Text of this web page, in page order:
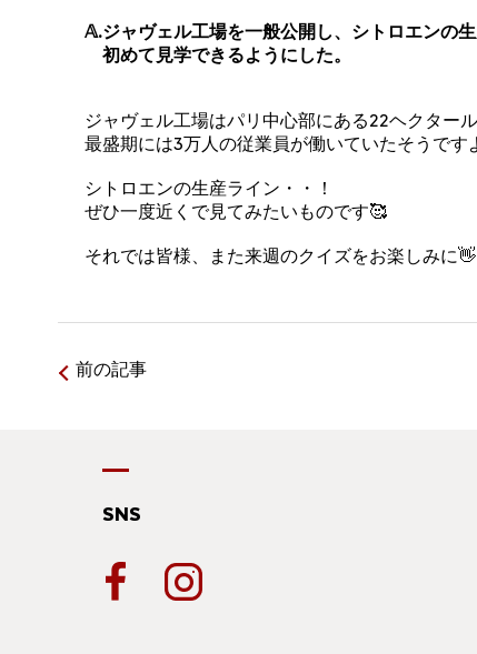
𝔸.ジャヴェル工場を一般公開し、シトロエンの
初めて見学できるようにした。
ジャヴェル工場はパリ中心部にある22ヘクター
最盛期には3万人の従業員が働いていたそうです
シトロエンの生産ライン・・！
ぜひ一度近くで見てみたいものです🥰
それでは皆様、また来週のクイズをお楽しみに👋
前の記事
SNS